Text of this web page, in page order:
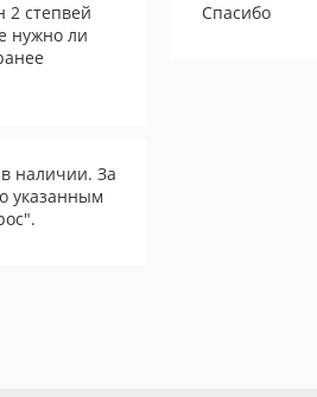
2 степвей
нужно ли
наличии. За
указанным
Спасибо